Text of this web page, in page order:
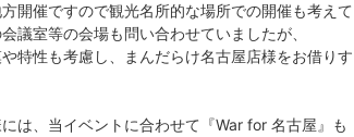
開催ですので観光名所的な場所での開催も考えて
議室等の会場も問い合わせていましたが、
特性も考慮し、まんだらけ名古屋店様をお借りす
は、当イベントに合わせて『War for 名古屋』も